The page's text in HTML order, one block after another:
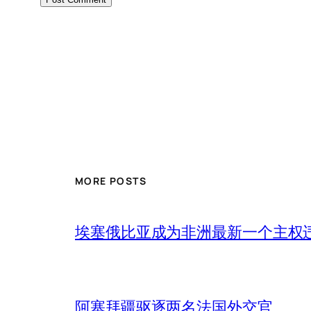
MORE POSTS
埃塞俄比亚成为非洲最新一个主权
阿塞拜疆驱逐两名法国外交官